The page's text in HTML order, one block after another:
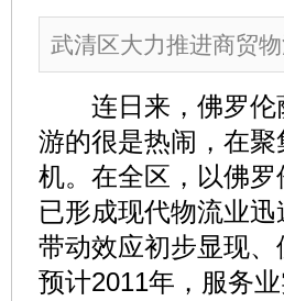
武清区大力推进商贸
连日来，佛罗伦
游的很是热闹，在
机。在全区，以佛
已形成现代物流业
带动效应初步显现
预计2011年，服务